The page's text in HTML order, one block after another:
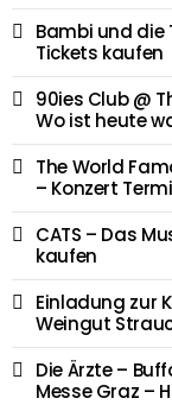
Bambi und die
Tickets kaufen
90ies Club @
Wo ist heute
The World
– Konzert
CATS – Das
kaufen
Einladung zur
Weingut
Die Ärzte –
Messe Graz –